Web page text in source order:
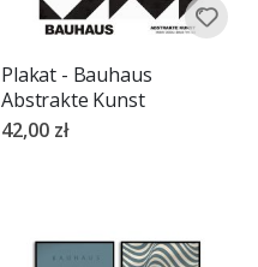
Plakat - Bauhaus
Abstrakte Kunst
42,00 zł